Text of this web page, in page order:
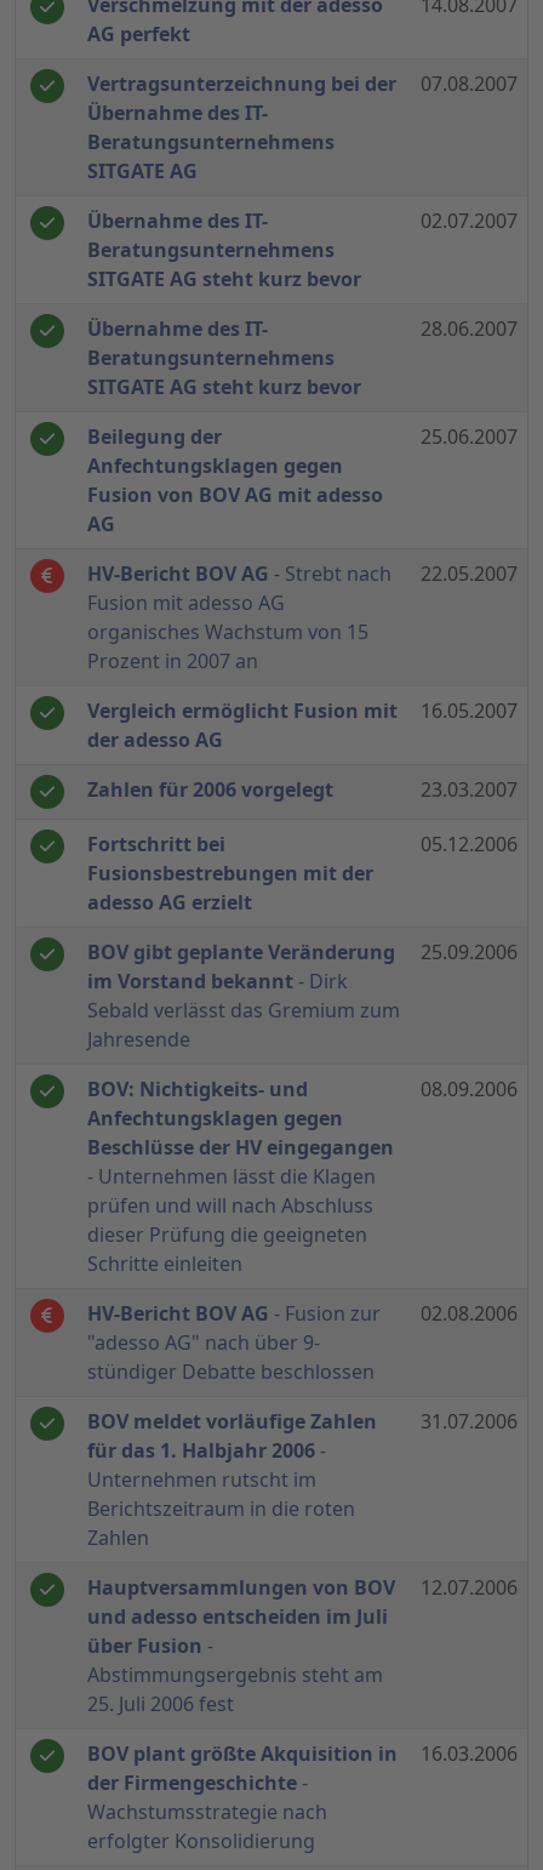
AG perfekt
Vertragsunterzeichnung bei der
Übernahme des IT-
Beratungsunternehmens
SITGATE AG
07.08.2007
Übernahme des IT-
Beratungsunternehmens
SITGATE AG steht kurz bevor
02.07.2007
Übernahme des IT-
Beratungsunternehmens
SITGATE AG steht kurz bevor
28.06.2007
Beilegung der
Anfechtungsklagen gegen
Fusion von BOV AG mit adesso
AG
25.06.2007
HV-Bericht BOV AG - Strebt nach
Fusion mit adesso AG
organisches Wachstum von 15
Prozent in 2007 an
22.05.2007
Vergleich ermöglicht Fusion mit
der adesso AG
16.05.2007
Zahlen für 2006 vorgelegt 23.03.2007
Fortschritt bei
Fusionsbestrebungen mit der
adesso AG erzielt
05.12.2006
BOV gibt geplante Veränderung
im Vorstand bekannt - Dirk
Sebald verlässt das Gremium zum
Jahresende
25.09.2006
BOV: Nichtigkeits- und
Anfechtungsklagen gegen
Beschlüsse der HV eingegangen
- Unternehmen lässt die Klagen
prüfen und will nach Abschluss
dieser Prüfung die geeigneten
Schritte einleiten
08.09.2006
HV-Bericht BOV AG - Fusion zur
"adesso AG" nach über 9-
stündiger Debatte beschlossen
02.08.2006
BOV meldet vorläufige Zahlen
für das 1. Halbjahr 2006-
Unternehmen rutscht im
Berichtszeitraum in die roten
Zahlen
31.07.2006
Hauptversammlungen von BOV
und adesso entscheiden im Juli
über Fusion -
Abstimmungsergebnis steht am
25. Juli 2006 fest
12.07.2006
BOV plant größte Akquisition in
der Firmengeschichte-
Wachstumsstrategie nach
erfolgter Konsolidierung
16.03.2006